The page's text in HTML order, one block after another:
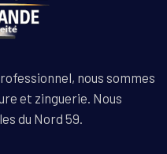
nous sommes
et zinguerie. Nous
du Nord 59.